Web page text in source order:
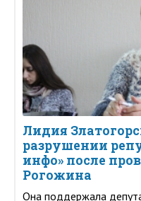
Лидия
разрушении
инфо» после
Рогожина
Она поддержала